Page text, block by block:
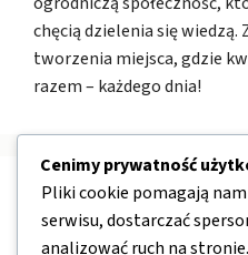
chęcią dzielenia się
tworzenia miejsca, gdzie
razem – każdego dnia!
Nawigacja
Cenimy prywatność
Pliki cookie pomagają
serwisu, dostarczać
analizować ruch na